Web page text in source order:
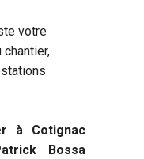
votre
à Cotignac
Bossa